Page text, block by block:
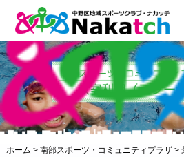
ホーム > 南部スポーツ・コミュニティプラザ>